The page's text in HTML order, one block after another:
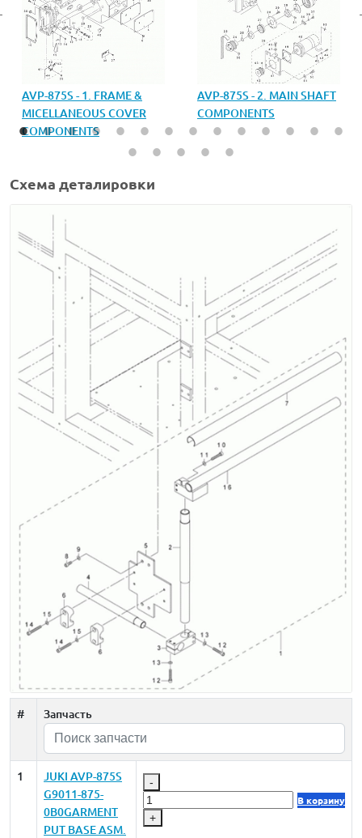
AVP-875S - 1. FRAME &
MICELLANEOUS COVER
COMPONENTS
AVP-875S - 2. MAIN SHAFT
COMPONENTS
Схема деталировки
# Запчасть
1
JUKI AVP-875S
G9011-875-
0B0GARMENT
PUT BASE ASM.
-
+
В корзину